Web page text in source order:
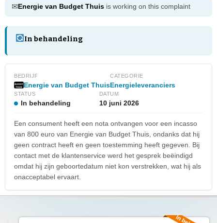
✉Energie van Budget Thuis is working on this complaint
In behandeling
BEDRIJF
Energie van Budget Thuis
CATEGORIE
Energieleveranciers
STATUS
In behandeling
DATUM
10 juni 2026
Een consument heeft een nota ontvangen voor een incasso
van 800 euro van Energie van Budget Thuis, ondanks dat hij
geen contract heeft en geen toestemming heeft gegeven. Bij
contact met de klantenservice werd het gesprek beëindigd
omdat hij zijn geboortedatum niet kon verstrekken, wat hij als
onacceptabel ervaart.